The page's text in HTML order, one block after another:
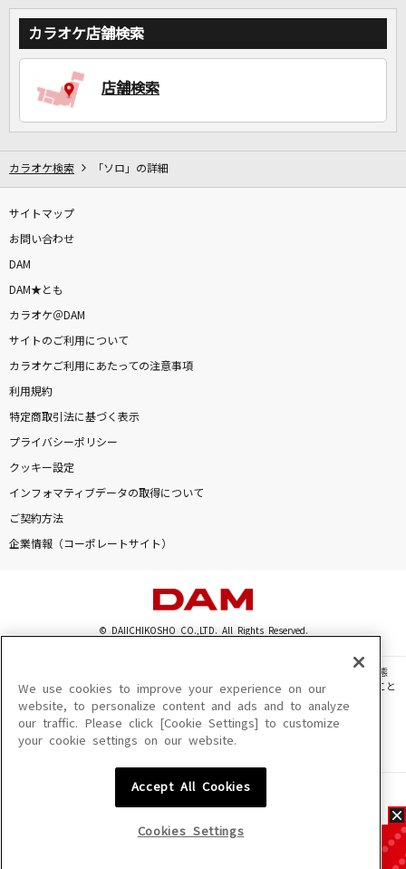
DAMの新曲・ランキングなど
カラオケ店舗検索
店舗検索
カラオケ検索 「ソロ」の詳細
サイトマップ
お問い合わせ
DAM
DAM★とも
カラオケ＠DAM
サイトのご利用について
カラオケご利用にあたっての注意事項
利用規約
特定商取引法に基づく表示
プライバシーポリシー
クッキー設定
インフォマティブデータの取得について
ご契約方法
企業情報（コーポレートサイト）
© DAIICHIKOSHO CO.,LTD. All Rights Reserved.
このサイトに掲載されている一切の文章・画像・写真・動画・音声等を、手段や形態
を問わず、著作権法の定める範囲を超えて無断で複製、転載、ファイル化などすること
を禁じます。
楽曲及びコンテンツは、機種によりご利用いただけない場合があります。
楽曲及びコンテンツの配信日、配信内容が変更になる場合があります。
We use cookies to improve your experience on our
website, to personalize content and ads and to analyze
our traffic. Please click [Cookie Settings] to customize
your cookie settings on our website.
Accept All Cookies
Cookies Settings